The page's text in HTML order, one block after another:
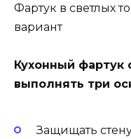
Фартук в светлых
вариант
Кухонный фартук
выполнять три
Защищать